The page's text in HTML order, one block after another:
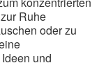
Ruhe
oder zu
und